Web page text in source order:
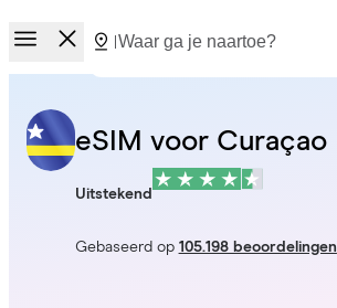
eSIM voor Curaçao
Uitstekend
Gebaseerd op 105.198 beoordelingen